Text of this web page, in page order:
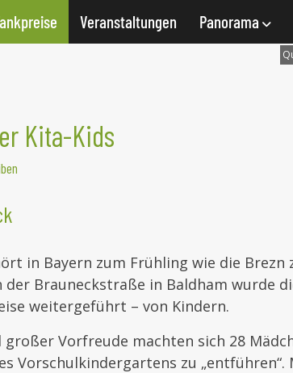
Veranstaltungen Panorama
Kita-Kids
in Bayern zum Frühling wie die Brezn
der Brauneckstraße in Baldham wurde
weitergeführt – von Kindern.
Vorfreude machten sich 28
Vorschulkindergartens zu